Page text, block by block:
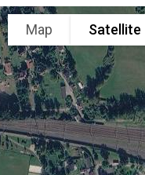
Map Satellite